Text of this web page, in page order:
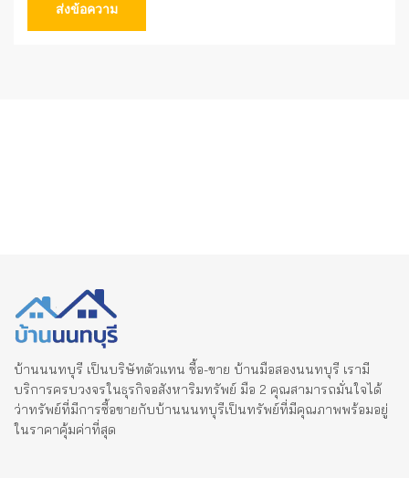
ส่งข้อความ
บ้านนนทบุรี เป็นบริษัทตัวแทน ซื้อ-ขาย บ้านมือสองนนทบุรี เรามี
บริการครบวงจรในธุรกิจอสังหาริมทรัพย์ มือ 2 คุณสามารถมั่นใจได้
ว่าทรัพย์ที่มีการซื้อขายกับบ้านนนทบุรีเป็นทรัพย์ที่มีคุณภาพพร้อมอยู่
ในราคาคุ้มค่าที่สุด